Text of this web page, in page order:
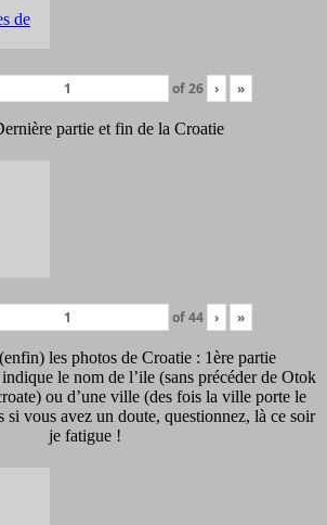
of26 › »
partie et fin de la Croatie
of44 › »
les photos de Croatie : 1ère partie
le nom de l’ile (sans précéder de Otok
ou d’une ville (des fois la ville porte le
vous avez un doute, questionnez, là ce soir
je fatigue !